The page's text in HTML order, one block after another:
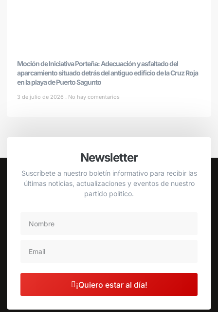
Moción de Iniciativa Porteña: Adecuación y asfaltado del
aparcamiento situado detrás del antiguo edificio de la Cruz Roja
en la playa de Puerto Sagunto
3 de julio de 2026 No hay comentarios
Newsletter
Suscríbete a nuestro boletín informativo para recibir las
últimas noticias, actualizaciones y eventos de nuestro
partido político.
¡Quiero estar al día!